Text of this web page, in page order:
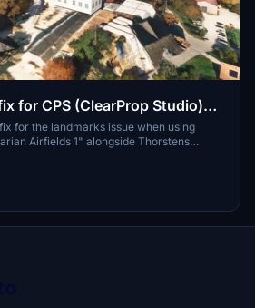
for CPS (ClearProp Studio)
Airfields 1
for the landmarks issue when using
Airfields 1" alongside Thorstens
in the Microsoft Flight Simulator. It
of notable sites like the monasteries of
implementing handcrafted landmarks
a recommended load order for optimal